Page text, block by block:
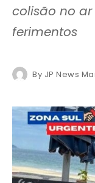
colisão no
ferimentos
By JP News